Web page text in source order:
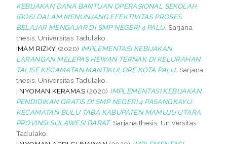
KEBIJAKAN DANA BANTUAN OPERASIONAL SEKOLAH
(BOS) DALAM MENUNJANG EFEKTIVITAS PROSES
BELAJAR MENGAJAR DI SMP NEGERI 4 PALU. Sarjana
thesis, Universitas Tadulako.
IMAM RIZKY (2020) IMPLEMENTASI KEBIJAKAN
LARANGAN MELEPAS HEWAN TERNAK DI KELURAHAN
TALISE KECAMATAN MANTIKULORE KOTA PALU. Sarjana
thesis, Universitas Tadulako.
I NYOMAN KERAMAS (2020) IMPLEMENTASI KEBIJAKAN
PENDIDIKAN GRATIS DI SMP NEGERI 4 PASANGKAYU
KECAMATAN BULU TABA KABUPATEN MAMUJU UTARA
PROVINSI SULAWESI BARAT. Sarjana thesis, Universitas
Tadulako.